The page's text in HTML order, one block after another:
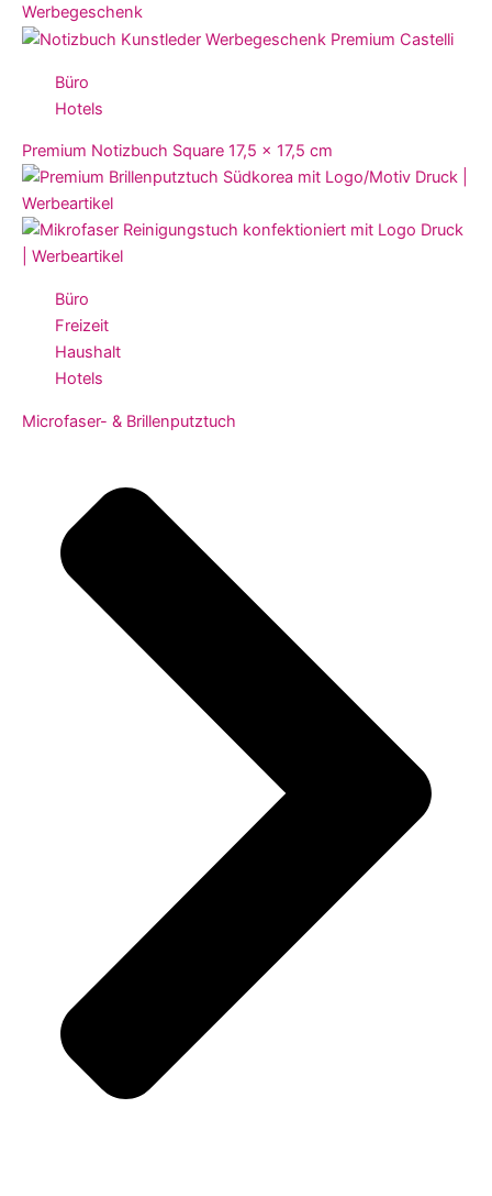
Büro
Hotels
Premium Notizbuch Square 17,5 x 17,5 cm
Büro
Freizeit
Haushalt
Hotels
Microfaser- & Brillenputztuch